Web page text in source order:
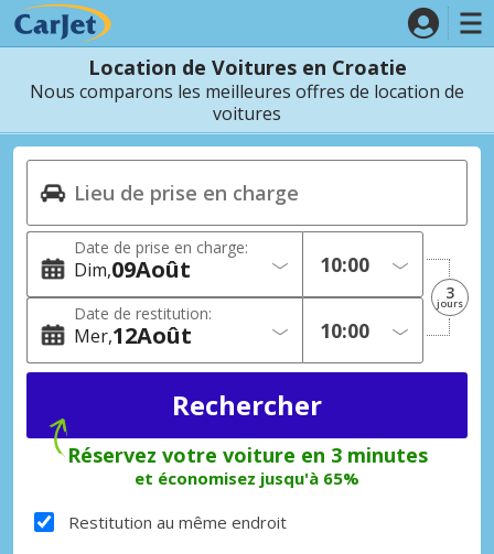
Location de Voitures en Croatie
Nous comparons les meilleures offres de location de
voitures
Date de prise en charge:
Dim 09Août
Date de restitution:
Mer 12Août
3
jours
Réservez votre voiture en 3 minutes
et économisez jusqu'à 65%
Restitution au même endroit